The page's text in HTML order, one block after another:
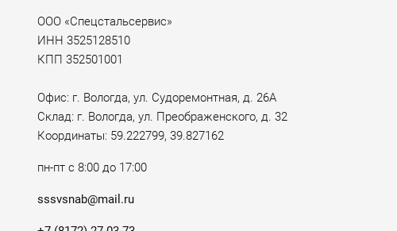
ООО «Спецстальсервис»
ИНН 3525128510
КПП 352501001
Офис: г. Вологда, ул. Судоремонтная, д. 26А
Склад: г. Вологда, ул. Преображенского, д. 32
Координаты: 59.222799, 39.827162
пн-пт с 8:00 до 17:00
sssvsnab@mail.ru